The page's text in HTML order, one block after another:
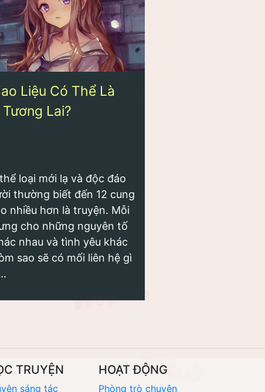
Liệu Có Thể Là
Lai?
loại mới lạ và độc đáo
thường biết đến 12 cung
nhiều hơn là truyện. Mỗi
cho những nguyên tố
nhau và tình yêu khác
sao sẽ có mối liên hệ gì
TRUYỆN
sáng tác
HOẠT ĐỘNG
Phòng trò chuyện